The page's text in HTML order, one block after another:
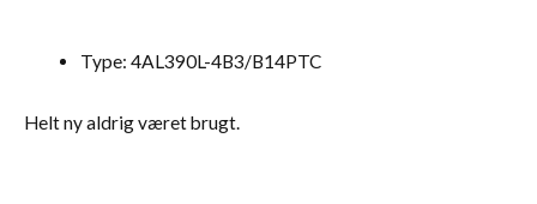
Type: 4AL390L-4B3/B14PTC
Helt ny aldrig været brugt.